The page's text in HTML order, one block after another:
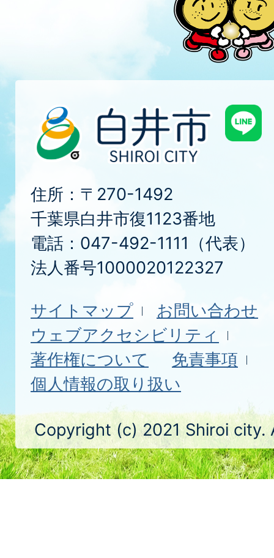
住所：〒270-1492
千葉県白井市復1123番地
電話：047-492-1111（代表）
法人番号1000020122327
サイトマップ
お問い合わせ
ウェブアクセシビリティ
著作権について
免責事項
個人情報の取り扱い
Copyright (c) 2021 Shiroi city.